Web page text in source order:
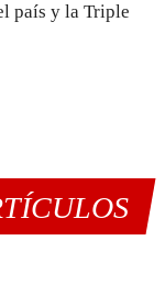
país y la Triple